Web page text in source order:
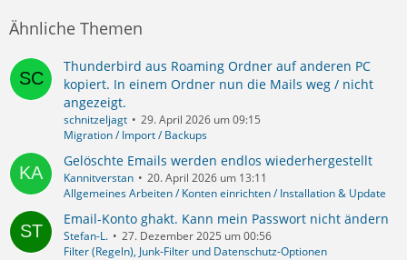
Ähnliche Themen
Thunderbird aus Roaming Ordner auf anderen PC
kopiert. In einem Ordner nun die Mails weg / nicht
angezeigt.
schnitzeljagt
29. April 2026 um 09:15
Migration / Import / Backups
Gelöschte Emails werden endlos wiederhergestellt
Kannitverstan
20. April 2026 um 13:11
Allgemeines Arbeiten / Konten einrichten / Installation & Update
Email-Konto ghakt. Kann mein Passwort nicht ändern
Stefan-L.
27. Dezember 2025 um 00:56
Filter (Regeln), Junk-Filter und Datenschutz-Optionen